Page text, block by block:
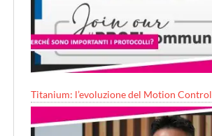
Titanium: l’evoluzione del Motion Control